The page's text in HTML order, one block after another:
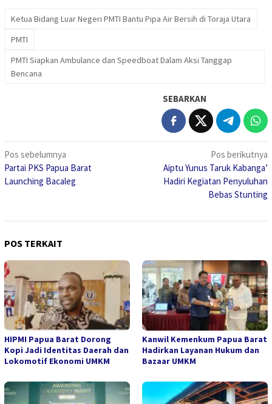
Ketua Bidang Luar Negeri PMTI Bantu Pipa Air Bersih di Toraja Utara
PMTI
PMTI Siapkan Ambulance dan Speedboat Dalam Aksi Tanggap
Bencana
SEBARKAN
Navigasi
pos
Pos sebelumnya
Partai PKS Papua Barat
Launching Bacaleg
Pos berikutnya
Aiptu Yunus Taruk Kabanga’
Hadiri Kegiatan Penyuluhan
Bebas Stunting
POS TERKAIT
HIPMI Papua Barat Dorong
Kopi Jadi Identitas Daerah dan
Lokomotif Ekonomi UMKM
Kanwil Kemenkum Papua Barat
Hadirkan Layanan Hukum dan
Bazaar UMKM